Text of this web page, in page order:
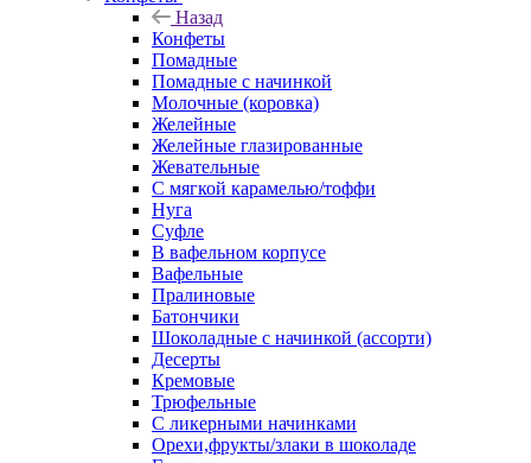
Назад
Конфеты
Помадные
Помадные с начинкой
Молочные (коровка)
Желейные
Желейные глазированные
Жевательные
С мягкой карамелью/тоффи
Нуга
Суфле
В вафельном корпусе
Вафельные
Пралиновые
Батончики
Шоколадные с начинкой (ассорти)
Десерты
Кремовые
Трюфельные
С ликерными начинками
Орехи,фрукты/злаки в шоколаде